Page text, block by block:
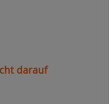
darauf